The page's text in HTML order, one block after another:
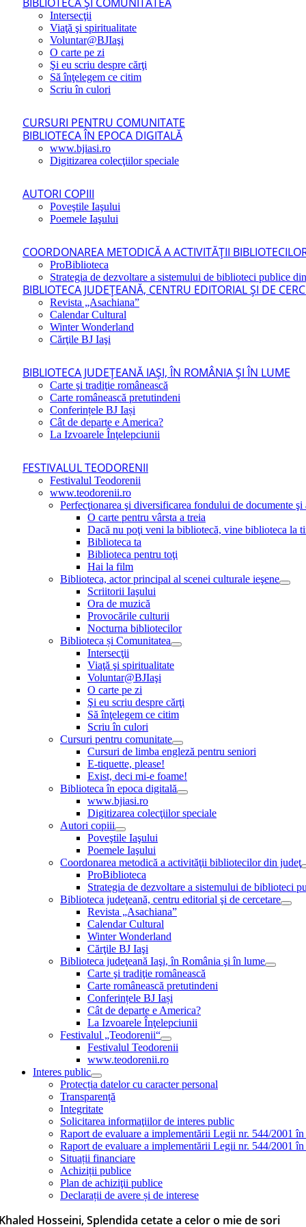
Intersecţii
Viaţă şi spiritualitate
Voluntar@BJIaşi
O carte pe zi
Şi eu scriu despre cărţi
Să înţelegem ce citim
Scriu în culori
CURSURI PENTRU COMUNITATE
BIBLIOTECA ÎN EPOCA DIGITALĂ
www.bjiasi.ro
Digitizarea colecţiilor speciale
AUTORI COPIII
Poveştile Iaşului
Poemele Iaşului
COORDONAREA METODICĂ A ACTIVITĂŢII
ProBiblioteca
Strategia de dezvoltare a sistemului de biblioteci publice
BIBLIOTECA JUDEŢEANĂ, CENTRU EDITORIAL ŞI DE
Revista „Asachiana”
Calendar Cultural
Winter Wonderland
Cărţile BJ Iaşi
BIBLIOTECA JUDEŢEANĂ IAŞI, ÎN ROMÂNIA ŞI ÎN LUME
Carte şi tradiţie românească
Carte românească pretutindeni
Conferințele BJ Iași
Cât de departe e America?
La Izvoarele Înţelepciunii
FESTIVALUL TEODORENII
Festivalul Teodorenii
www.teodorenii.ro
Perfecţionarea şi diversificarea fondului de documente
O carte pentru vârsta a treia
Dacă nu poţi veni la bibliotecă, vine biblioteca la
Biblioteca ta
Biblioteca pentru toţi
Hai la film
Biblioteca, actor principal al scenei culturale ieşene
Scriitorii Iaşului
Ora de muzică
Provocările culturii
Nocturna bibliotecilor
Biblioteca și Comunitatea
Intersecţii
Viaţă şi spiritualitate
Voluntar@BJIaşi
O carte pe zi
Şi eu scriu despre cărţi
Să înţelegem ce citim
Scriu în culori
Cursuri pentru comunitate
Cursuri de limba engleză pentru seniori
E-tiquette, please!
Exist, deci mi-e foame!
Biblioteca în epoca digitală
www.bjiasi.ro
Digitizarea colecţiilor speciale
Autori copiii
Poveştile Iaşului
Poemele Iaşului
Coordonarea metodică a activităţii bibliotecilor din judeţ
ProBiblioteca
Strategia de dezvoltare a sistemului de biblioteci
Biblioteca judeţeană, centru editorial şi de cercetare
Revista „Asachiana”
Calendar Cultural
Winter Wonderland
Cărţile BJ Iaşi
Biblioteca judeţeană Iaşi, în România şi în lume
Carte şi tradiţie românească
Carte românească pretutindeni
Conferințele BJ Iași
Cât de departe e America?
La Izvoarele Înţelepciunii
Festivalul „Teodorenii“
Festivalul Teodorenii
www.teodorenii.ro
Interes public
Protecția datelor cu caracter personal
Transparență
Integritate
Solicitarea informaţiilor de interes public
Raport de evaluare a implementării Legii nr. 544/2001
Raport de evaluare a implementării Legii nr. 544/2001
Situații financiare
Achiziții publice
Plan de achiziţii publice
Declarații de avere și de interese
Hosseini, Splendida cetate a celor o mie de sori